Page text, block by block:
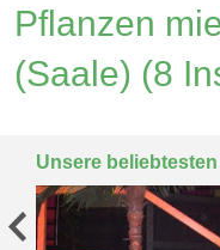
Pflanzen
(Saale) (8
Unsere